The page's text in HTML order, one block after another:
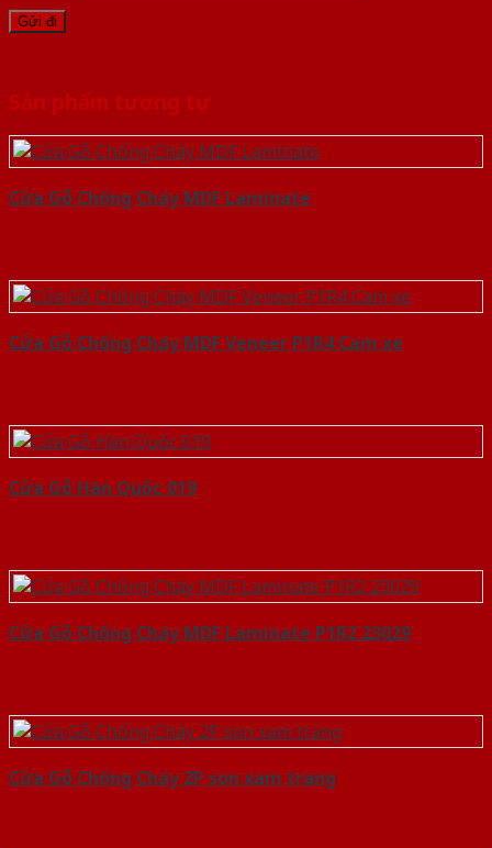
Sản phẩm tương tự
Cửa Gỗ Chống Cháy MDF Laminate
Cửa Gỗ Chống Cháy MDF Veneer P1R4 Cam xe
Cửa Gỗ Hàn Quốc 019
Cửa Gỗ Chống Cháy MDF Laminate P1R2 23029
Cửa Gỗ Chống Cháy 2P son xam trang